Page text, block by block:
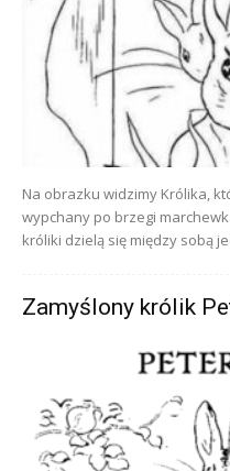
Na obrazku widzimy Królika,
wypchany po brzegi
króliki dzielą się między sobą
Zamyślony królik